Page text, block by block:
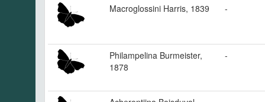
Macroglossini Harris, 1839 -
Philampelina Burmeister,
1878
-